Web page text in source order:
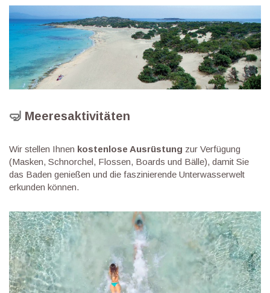
🤿 Meeresaktivitäten
Wir stellen Ihnen kostenlose Ausrüstung zur Verfügung
(Masken, Schnorchel, Flossen, Boards und Bälle), damit Sie
das Baden genießen und die faszinierende Unterwasserwelt
erkunden können.